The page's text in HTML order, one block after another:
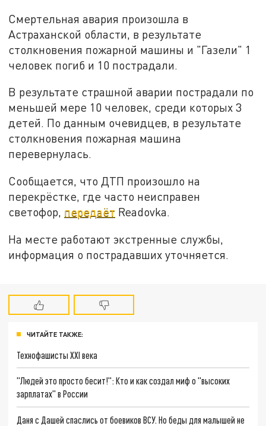
Смертельная авария произошла в
Астраханской области, в результате
столкновения пожарной машины и "Газели" 1
человек погиб и 10 пострадали.
В результате страшной аварии пострадали по
меньшей мере 10 человек, среди которых 3
детей. По данным очевидцев, в результате
столкновения пожарная машина
перевернулась.
Сообщается, что ДТП произошло на
перекрёстке, где часто неисправен
светофор, передаёт Readovka.
На месте работают экстренные службы,
информация о пострадавших уточняется.
ЧИТАЙТЕ ТАКЖЕ:
Технофашисты XXI века
"Людей это просто бесит!": Кто и как создал миф о "высоких
зарплатах" в России
Даня с Дашей спаслись от боевиков ВСУ. Но беды для малышей не